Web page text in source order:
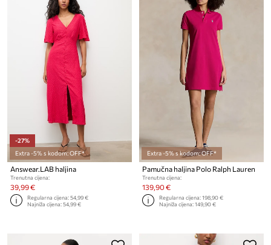
-27%
Extra -5% s kodom: OFF*
Answear.LAB haljina
Trenutna cijena:
39,99 €
Regularna cijena:54,99 €
Najniža cijena:54,99 €
Extra -5% s kodom: OFF*
Pamučna haljina Polo Ralph Lauren
Trenutna cijena:
139,90 €
Regularna cijena:198,90 €
Najniža cijena:149,90 €